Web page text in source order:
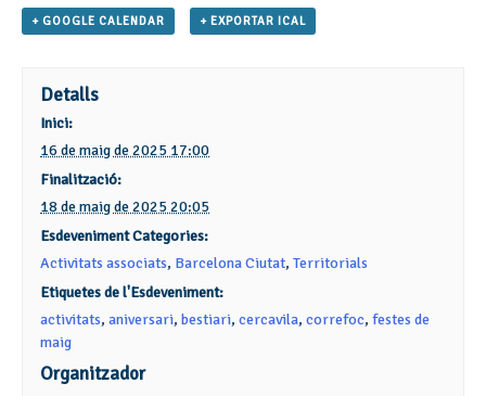
+ GOOGLE CALENDAR + EXPORTAR ICAL
Detalls
Inici:
16 de maig de 2025 17:00
Finalització:
18 de maig de 2025 20:05
Esdeveniment Categories:
Activitats associats, Barcelona Ciutat,Territorials
Etiquetes de l'Esdeveniment:
activitats,aniversari,bestiari,cercavila,correfoc,festes de
maig
Organitzador